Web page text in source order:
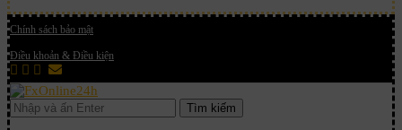
Chính sách bảo mật
Điều khoản & Điều kiện
Tìm kiếm